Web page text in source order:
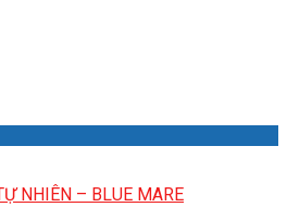
NHIÊN – BLUE MARE